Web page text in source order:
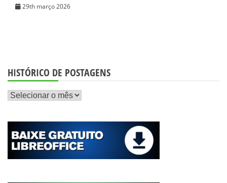
29th março 2026
HISTÓRICO DE POSTAGENS
Histórico
postagens